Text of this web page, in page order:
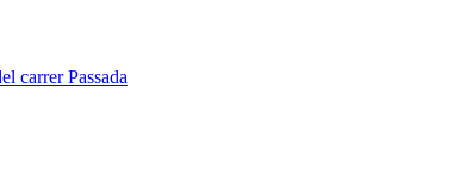
carrer Passada